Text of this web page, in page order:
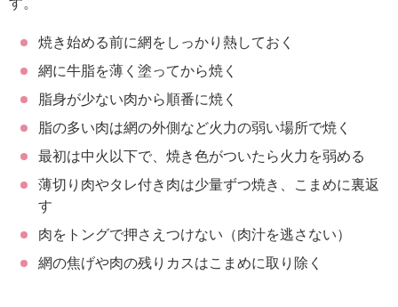
焼き始める前に網をしっかり熱しておく
網に牛脂を薄く塗ってから焼く
脂身が少ない肉から順番に焼く
脂の多い肉は網の外側など火力の弱い場所で焼く
最初は中火以下で、焼き色がついたら火力を弱める
薄切り肉やタレ付き肉は少量ずつ焼き、こまめに裏返
す
肉をトングで押さえつけない（肉汁を逃さない）
網の焦げや肉の残りカスはこまめに取り除く